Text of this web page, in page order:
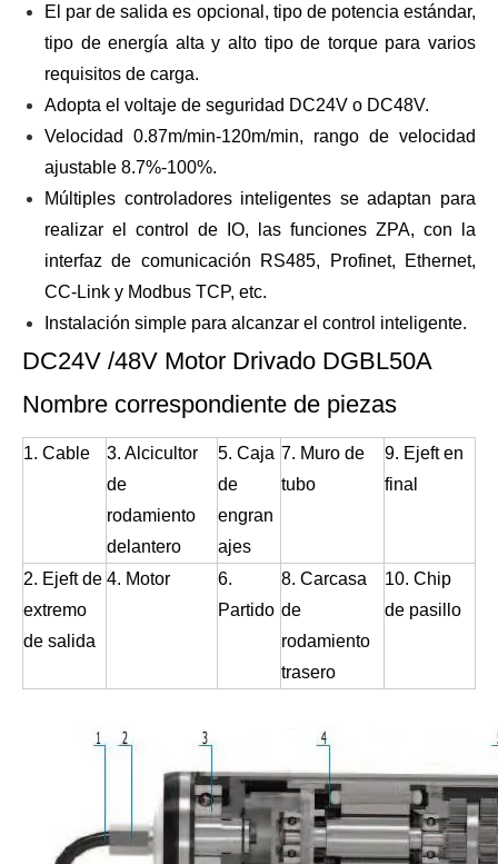
El par de salida es opcional, tipo de potencia estándar,
tipo de energía alta y alto tipo de torque para varios
requisitos de carga.
Adopta el voltaje de seguridad DC24V o DC48V.
Velocidad 0.87m/min-120m/min, rango de velocidad
ajustable 8.7%-100%.
Múltiples controladores inteligentes se adaptan para
realizar el control de IO, las funciones ZPA, con la
interfaz de comunicación RS485, Profinet, Ethernet,
CC-Link y Modbus TCP, etc.
Instalación simple para alcanzar el control inteligente.
DC24V /48V Motor Drivado DGBL50A
Nombre correspondiente de piezas
1. Cable
3. Alcicultor
de
rodamiento
delantero
5. Caja
de
engran
ajes
7. Muro de
tubo
9. Ejeft en
final
2. Ejeft de
extremo
de salida
4. Motor
6.
Partido
8. Carcasa
de
rodamiento
trasero
10. Chip
de pasillo